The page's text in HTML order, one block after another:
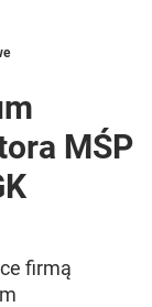
MŚP
firmą